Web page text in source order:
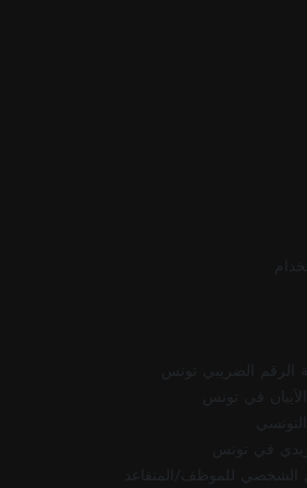
الرقم الضريبي تونس
في تونس
في تونس
الشخصي للموظف/المتقاعد